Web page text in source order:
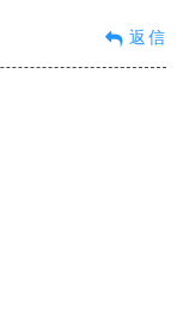
返信